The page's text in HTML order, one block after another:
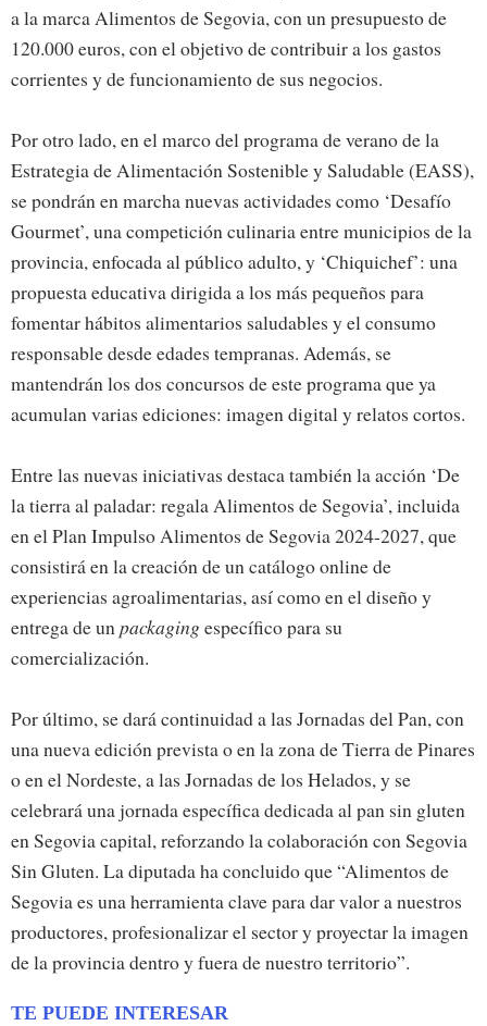
a la marca Alimentos de Segovia, con un presupuesto de
120.000 euros, con el objetivo de contribuir a los gastos
corrientes y de funcionamiento de sus negocios.
Por otro lado, en el marco del programa de verano de la
Estrategia de Alimentación Sostenible y Saludable (EASS),
se pondrán en marcha nuevas actividades como ‘Desafío
Gourmet’, una competición culinaria entre municipios de la
provincia, enfocada al público adulto, y ‘Chiquichef’: una
propuesta educativa dirigida a los más pequeños para
fomentar hábitos alimentarios saludables y el consumo
responsable desde edades tempranas. Además, se
mantendrán los dos concursos de este programa que ya
acumulan varias ediciones: imagen digital y relatos cortos.
Entre las nuevas iniciativas destaca también la acción ‘De
la tierra al paladar: regala Alimentos de Segovia’, incluida
en el Plan Impulso Alimentos de Segovia 2024-2027, que
consistirá en la creación de un catálogo online de
experiencias agroalimentarias, así como en el diseño y
entrega de un packagingespecífico para su
comercialización.
Por último, se dará continuidad a las Jornadas del Pan, con
una nueva edición prevista o en la zona de Tierra de Pinares
o en el Nordeste, a las Jornadas de los Helados, y se
celebrará una jornada específica dedicada al pan sin gluten
en Segovia capital, reforzando la colaboración con Segovia
Sin Gluten. La diputada ha concluido que “Alimentos de
Segovia es una herramienta clave para dar valor a nuestros
productores, profesionalizar el sector y proyectar la imagen
de la provincia dentro y fuera de nuestro territorio”.
TE PUEDE INTERESAR